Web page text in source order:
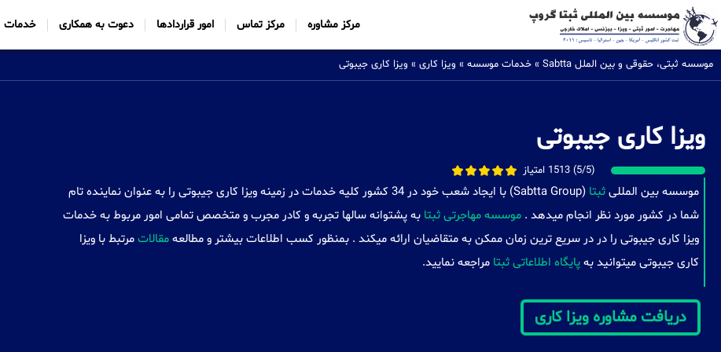
مرکز مشاوره مرکز تماس امور قراردادها دعوت به همکاری خدمات
موسسه ثبتی، حقوقی و بین الملل Sabtta » خدمات موسسه » ویزا کاری » ویزا کاری جیبوتی
ویزا کاری جیبوتی
(5/5) 1513 امتیاز
موسسه بین المللیثبتا
(Sabtta Group) با ایجاد شعب خود در 34 کشور کلیه خدمات در زمینه ویزا کاری جیبوتی را به عنوان نماینده تام
شما در کشور مورد نظر انجام میدهد . موسسه مهاجرتی ثبتا به پشتوانه سالها تجربه و کادر مجرب و متخصص تمامی امور مربوط به خدمات
ویزا کاری جیبوتی را در در سریع ترین زمان ممکن به متقاضیان ارائه میکند . بمنظور کسب اطلاعات بیشتر و مطالعهمقالاتمرتبط با ویزا
کاری جیبوتی میتوانید بهپایگاه اطلاعاتی ثبتا مراجعه نمایید.
دریافت مشاوره ویزا کاری